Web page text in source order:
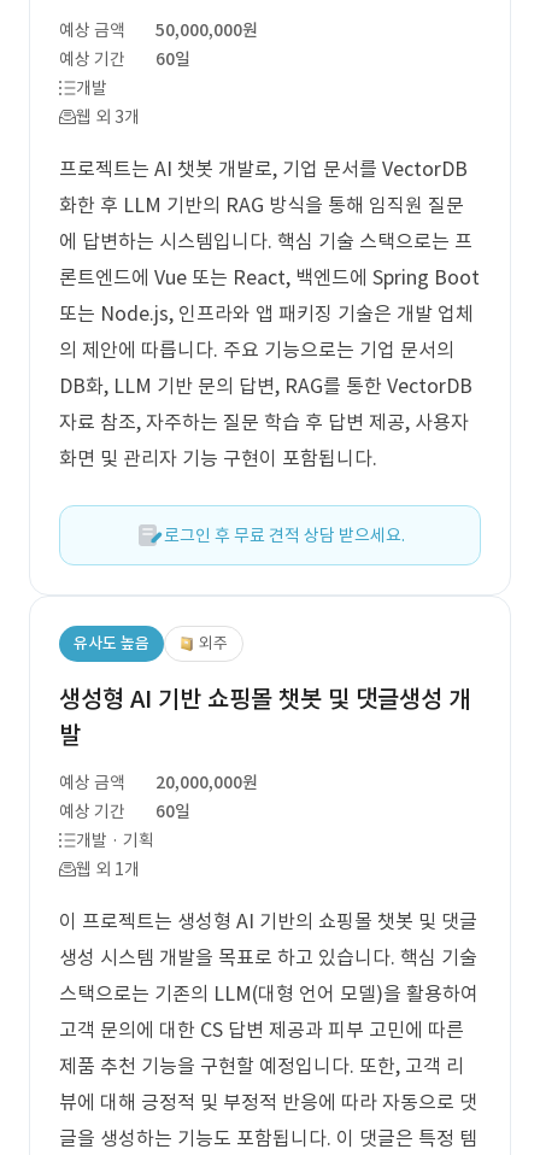
예상 금액
50,000,000원
예상 기간
60일
개발
웹 외 3개
프로젝트는 AI 챗봇 개발로, 기업 문서를 VectorDB
화한 후 LLM 기반의 RAG 방식을 통해 임직원 질문
에 답변하는 시스템입니다. 핵심 기술 스택으로는 프
론트엔드에 Vue 또는 React, 백엔드에 Spring Boot
또는 Node.js, 인프라와 앱 패키징 기술은 개발 업체
의 제안에 따릅니다. 주요 기능으로는 기업 문서의
DB화, LLM 기반 문의 답변, RAG를 통한 VectorDB
자료 참조, 자주하는 질문 학습 후 답변 제공, 사용자
화면 및 관리자 기능 구현이 포함됩니다.
로그인 후 무료 견적 상담 받으세요.
유사도 높음 외주
생성형 AI 기반 쇼핑몰 챗봇 및 댓글생성 개
발
예상 금액
20,000,000원
예상 기간
60일
개발 · 기획
웹 외 1개
이 프로젝트는 생성형 AI 기반의 쇼핑몰 챗봇 및 댓글
생성 시스템 개발을 목표로 하고 있습니다. 핵심 기술
스택으로는 기존의 LLM(대형 언어 모델)을 활용하여
고객 문의에 대한 CS 답변 제공과 피부 고민에 따른
제품 추천 기능을 구현할 예정입니다. 또한, 고객 리
뷰에 대해 긍정적 및 부정적 반응에 따라 자동으로 댓
글을 생성하는 기능도 포함됩니다. 이 댓글은 특정 템